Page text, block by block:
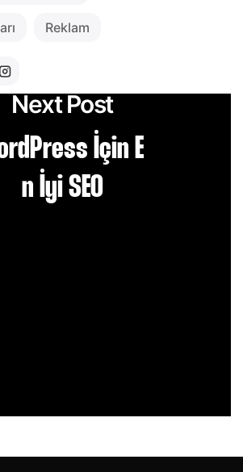
Reklam
Next Post
İçin E
n İyi SEO